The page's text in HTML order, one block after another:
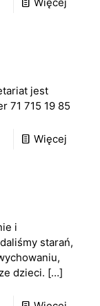
jest
71 715 19 85
Więcej
i
starań,
dzieci. […]